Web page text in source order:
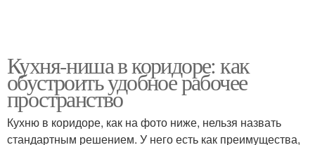
Кухня-ниша в коридоре: как
обустроить удобное рабочее
пространство
Кухню в коридоре, как на фото ниже, нельзя назвать
стандартным решением. У него есть как преимущества,